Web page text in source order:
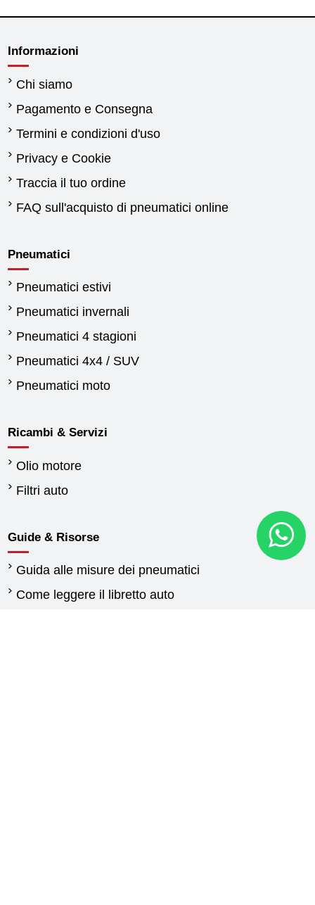
Informazioni
Chi siamo
Pagamento e Consegna
Termini e condizioni d'uso
Privacy e Cookie
Traccia il tuo ordine
FAQ sull'acquisto di pneumatici online
Pneumatici
Pneumatici estivi
Pneumatici invernali
Pneumatici 4 stagioni
Pneumatici 4x4 / SUV
Pneumatici moto
Ricambi & Servizi
Olio motore
Filtri auto
Guide & Risorse
Guida alle misure dei pneumatici
Come leggere il libretto auto